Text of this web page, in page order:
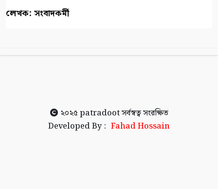
লেখক: সংবাদকর্মী
২০২৫ patradootসর্বস্বত্ব সংরক্ষিত
Developed By : Fahad Hossain